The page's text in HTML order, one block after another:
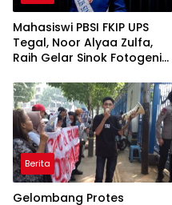
Mahasiswi PBSI FKIP UPS
Tegal, Noor Alyaa Zulfa,
Raih Gelar Sinok Fotogenik
Berita
Gelombang Protes